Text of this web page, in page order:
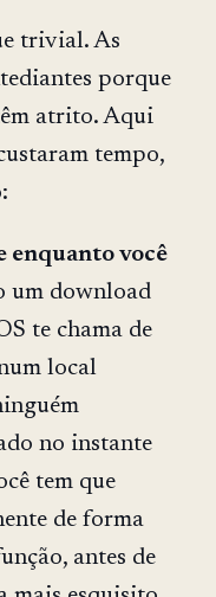
trivial. As
porque
atrito. Aqui
tempo,
enquanto você
um download
te chama de
local
no instante
tem que
de forma
antes de